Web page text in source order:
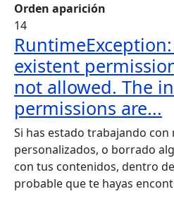
Orden aparición
14
existent
not allowed. The
permissions are...
Si has estado trabajando con
personalizados, o borrado
con tus contenidos, dentro
probable que te hayas